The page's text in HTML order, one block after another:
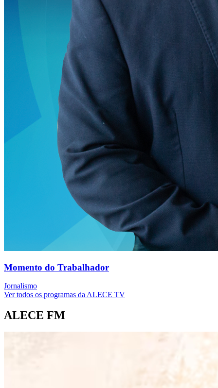
Momento do Trabalhador
Jornalismo
Ver todos os programas da ALECE TV
ALECE FM